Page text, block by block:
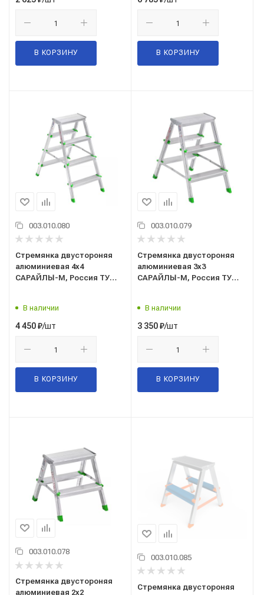
В КОРЗИНУ В КОРЗИНУ
003.010.080
Стремянка двустороняя
алюминиевая 4х4
САРАЙЛЫ-М, Россия ТУ
В наличии
4 450₽/шт
В КОРЗИНУ
003.010.079
Стремянка двустороняя
алюминиевая 3х3
САРАЙЛЫ-М, Россия ТУ
В наличии
3 350₽/шт
В КОРЗИНУ
003.010.078
Стремянка двустороняя
алюминиевая 2х2
003.010.085
Стремянка двустороняя